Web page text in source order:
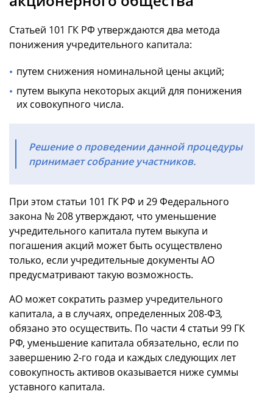
Статьей 101 ГК РФ утверждаются два метода
понижения учредительного капитала:
путем снижения номинальной цены акций;
путем выкупа некоторых акций для понижения
их совокупного числа.
Решение о проведении данной процедуры
принимает собрание участников.
При этом статьи 101 ГК РФ и 29 Федерального
закона № 208 утверждают, что уменьшение
учредительного капитала путем выкупа и
погашения акций может быть осуществлено
только, если учредительные документы АО
предусматривают такую возможность.
АО может сократить размер учредительного
капитала, а в случаях, определенных 208-ФЗ,
обязано это осуществить. По части 4 статьи 99 ГК
РФ, уменьшение капитала обязательно, если по
завершению 2-го года и каждых следующих лет
совокупность активов оказывается ниже суммы
уставного капитала.